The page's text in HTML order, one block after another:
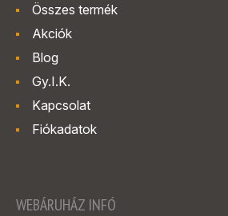
Összes termék
Akciók
Blog
Gy.I.K.
Kapcsolat
Fiókadatok
WEBÁRUHÁZ INFÓ